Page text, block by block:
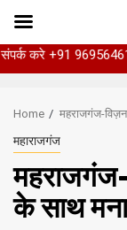
9695646163 ,हमारे
content
Home महराजगंज-विज़न
महाराजगंज
महराजगंज-
के साथ